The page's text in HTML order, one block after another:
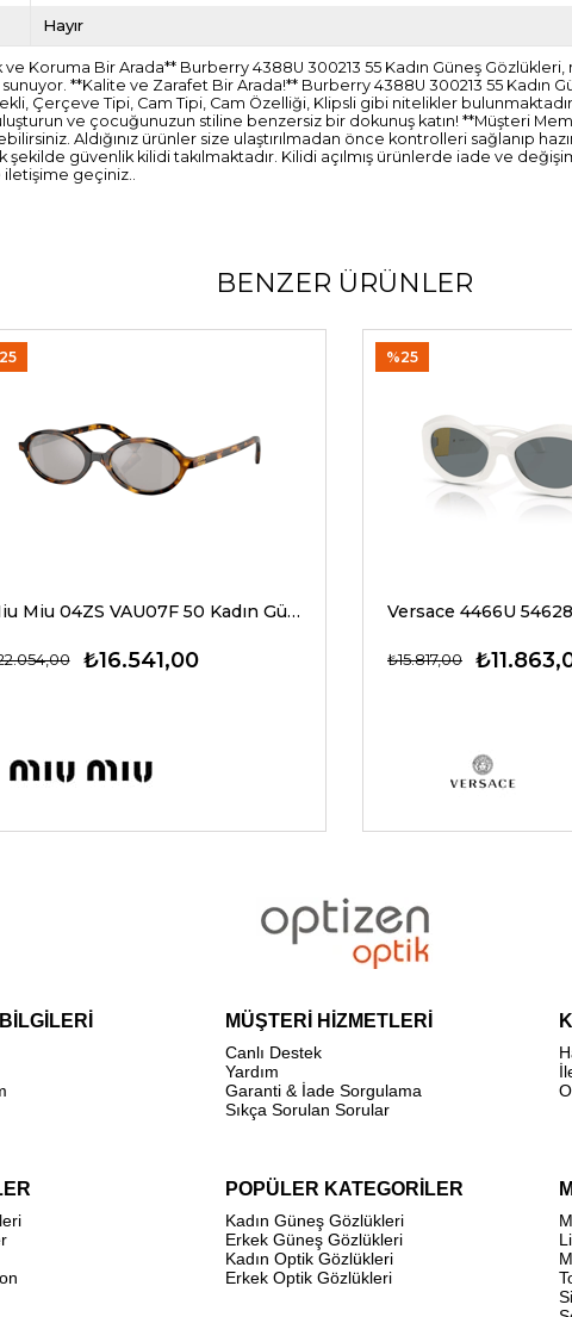
Hayır
ve Koruma Bir Arada** Burberry 4388U 300213 55 Kadın Güneş
sunuyor. **Kalite ve Zarafet Bir Arada!** Burberry 4388U 300213 55
Çerçeve Tipi, Cam Tipi, Cam Özelliği, Klipsli gibi nitelikler
ve çocuğunuzun stiline benzersiz bir dokunuş katın! **Müşteri
Aldığınız ürünler size ulaştırılmadan önce kontrolleri sağlanıp
güvenlik kilidi takılmaktadır. Kilidi açılmış ürünlerde iade ve
iletişime geçiniz..
BENZER ÜRÜNLER
Miu Miu 04ZS VAU07F 50 Kadın Güneş Gözlükleri
₺16.541,00 ₺15.817,00
%25
MÜŞTERİ HİZMETLERİ
Canlı Destek
Yardım
Garanti & İade Sorgulama
Sıkça Sorulan Sorular
POPÜLER KATEGORİLER
Kadın Güneş Gözlükleri
Erkek Güneş Gözlükleri
Kadın Optik Gözlükleri
Erkek Optik Gözlükleri